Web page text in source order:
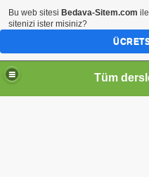
Bu web sitesi Bedava-Sitem.com
sitenizi ister misiniz?